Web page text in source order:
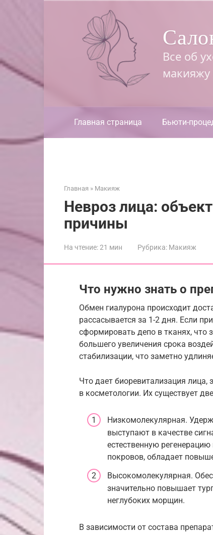
Все об
Главная страница Бьюти-
Главная » Макияж
Невроз лица:
причины
На чтение:21 мин Рубрика: Макияж
Что нужно знать о
Обмен гиалурона происходит
рассасывается за 1-2 дня. Если
сформировать депо в тканях, что
большего увеличения срока
стабилизации, что заметно
Что дает биоревитализация лица,
в косметологии. Их существует
Низкомолекулярная.
выступают в качестве
естественную
покровов, обладает
Высокомолекулярная.
значительно повышает
неглубоких морщин.
В зависимости от состава